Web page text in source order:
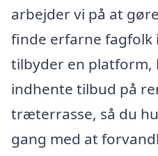
arbejder vi på at
finde erfarne fagfolk
tilbyder en platform,
indhente tilbud på
træterrasse, så du
gang med at